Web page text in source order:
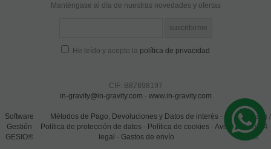
Manténgase al día de nuestras novedades y ofertas
He leído y acepto la política de privacidad
CIF: B87698197
in-gravity@in-gravity.com - www.in-gravity.com
Software
Gestión
GESIO®
Métodos de Pago, Devoluciones y Datos de interés -
Política de protección de datos- Política de cookies- Aviso
legal - Gastos de envío
0.128 seg /
92 sql / 4
MB